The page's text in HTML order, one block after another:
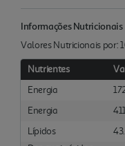
Informações Nutricionais
Valores Nutricionais por:
Nutrientes
Energia
Energia
Lípidos